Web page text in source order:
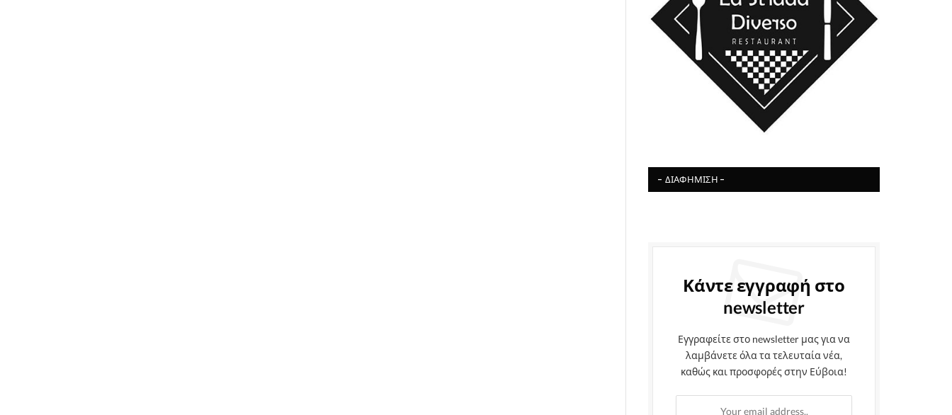
- ΔΙΑΦΉΜΙΣΗ -
Κάντε εγγραφή στο
newsletter
Εγγραφείτε στο newsletter μας για να
λαμβάνετε όλα τα τελευταία νέα,
καθώς και προσφορές στην Εύβοια!